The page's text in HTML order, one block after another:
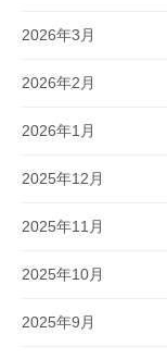
2026年3月
2026年2月
2026年1月
2025年12月
2025年11月
2025年10月
2025年9月